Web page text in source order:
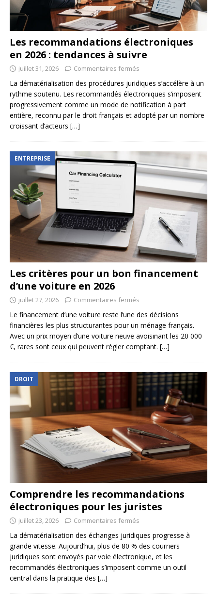
Les recommandations électroniques
en 2026 : tendances à suivre
juillet 31, 2026 Commentaires fermés
La dématérialisation des procédures juridiques s’accélère à un
rythme soutenu. Les recommandés électroniques s’imposent
progressivement comme un mode de notification à part
entière, reconnu par le droit français et adopté par un nombre
croissant d’acteurs […]
ENTREPRISE
Les critères pour un bon financement
d’une voiture en 2026
juillet 27, 2026 Commentaires fermés
Le financement d’une voiture reste l’une des décisions
financières les plus structurantes pour un ménage français.
Avec un prix moyen d’une voiture neuve avoisinant les 20 000
€, rares sont ceux qui peuvent régler comptant. […]
DROIT
Comprendre les recommandations
électroniques pour les juristes
juillet 23, 2026 Commentaires fermés
La dématérialisation des échanges juridiques progresse à
grande vitesse. Aujourd’hui, plus de 80 % des courriers
juridiques sont envoyés par voie électronique, et les
recommandés électroniques s’imposent comme un outil
central dans la pratique des […]